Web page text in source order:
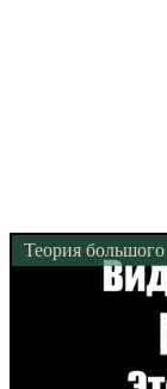
Теория